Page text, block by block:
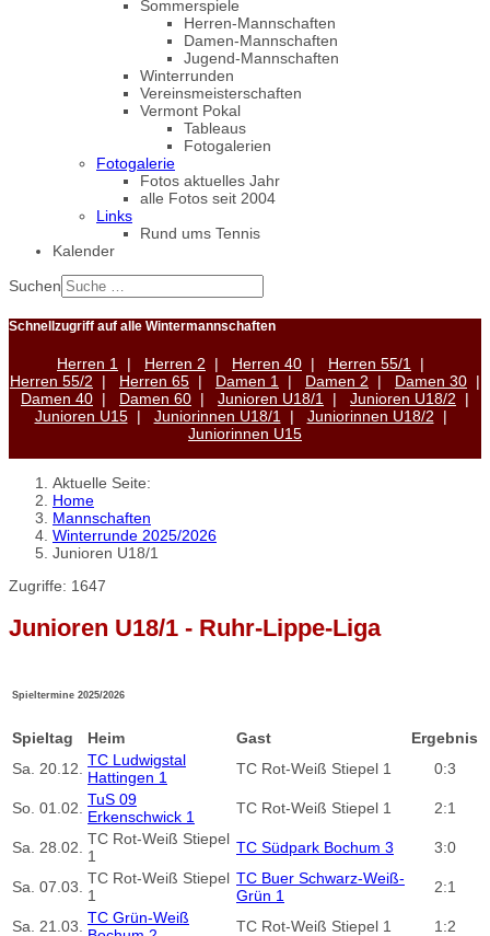
Sommerspiele
Herren-Mannschaften
Damen-Mannschaften
Jugend-Mannschaften
Winterrunden
Vereinsmeisterschaften
Vermont Pokal
Tableaus
Fotogalerien
Fotogalerie
Fotos aktuelles Jahr
alle Fotos seit 2004
Links
Rund ums Tennis
Kalender
Suchen
Schnellzugriff auf alle Wintermannschaften
Herren 1 | Herren 2 | Herren 40 | Herren 55/1
|
Herren 55/2 | Herren 65 | Damen 1 | Damen 2 | Damen 30 |
Damen 40 | Damen 60 | Junioren U18/1 | Junioren U18/2 |
Junioren U15| Juniorinnen U18/1 | Juniorinnen U18/2 |
Juniorinnen U15
Aktuelle Seite:
Home
Mannschaften
Winterrunde 2025/2026
Junioren U18/1
Zugriffe: 1647
Junioren U18/1 - Ruhr-Lippe-Liga
Spieltermine 2025/2026
Spieltag Heim Gast
Ergebnis
Sa. 20.12. TC Ludwigstal
Hattingen 1
TC Rot-Weiß Stiepel 1 0:3
So. 01.02. TuS 09
Erkenschwick 1
TC Rot-Weiß Stiepel 1 2:1
Sa. 28.02. TC Rot-Weiß Stiepel
1
TC Südpark Bochum 3 3:0
Sa. 07.03. TC Rot-Weiß Stiepel
1
TC Buer Schwarz-Weiß-
Grün 1
2:1
Sa. 21.03. TC Grün-Weiß
TC Rot-Weiß Stiepel 1 1:2